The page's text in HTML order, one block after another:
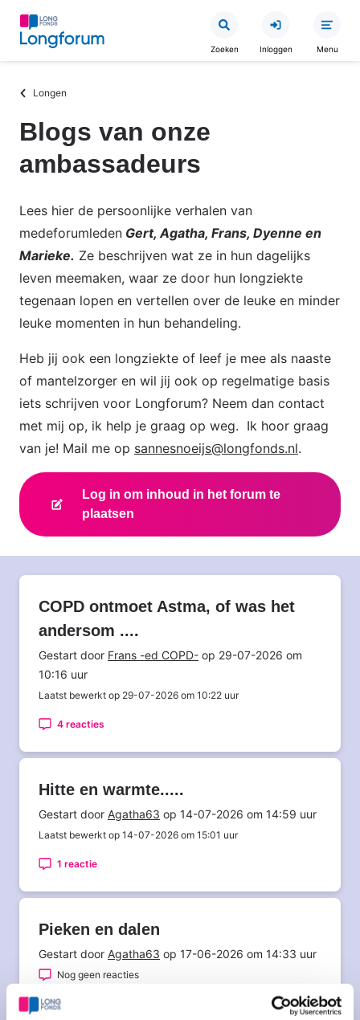
Overslaan
inhoud
gaan
Zoeken Inloggen Menu
Kruimelpad
Longen
Blogs van onze
ambassadeurs
Lees hier de persoonlijke verhalen van
medeforumleden Gert, Agatha, Frans, Dyenne en
Marieke. Ze beschrijven wat ze in hun dagelijks
leven meemaken, waar ze door hun longziekte
tegenaan lopen en vertellen over de leuke en minder
leuke momenten in hun behandeling.
Heb jij ook een longziekte of leef je mee als naaste
of mantelzorger en wil jij ook op regelmatige basis
iets schrijven voor Longforum? Neem dan contact
met mij op, ik help je graag op weg. Ik hoor graag
van je! Mail me op sannesnoeijs@longfonds.nl.
Log in om inhoud in het forum te
plaatsen
COPD ontmoet Astma, of was het
andersom ....
Gestart door Frans -ed COPD- op 29-07-2026 om
10:16 uur
Laatst bewerkt op 29-07-2026 om 10:22 uur
4 reacties
Hitte en warmte.....
Gestart door Agatha63 op 14-07-2026 om 14:59 uur
Laatst bewerkt op 14-07-2026 om 15:01 uur
1 reactie
Pieken en dalen
Gestart door Agatha63 op 17-06-2026 om 14:33 uur
Nog geen reacties